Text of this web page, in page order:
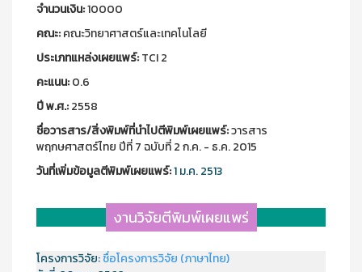
จำนวนเงิน:10000
คณะ:คณะวิทยาศาสตร์และเทคโนโลยี
ประเภทแหล่งเผยแพร์:TCI 2
คะแนน:0.6
ปี พ.ศ.:2558
ชื่อวารสาร/สิ่งพิมพ์ที่นำไปตีพิมพ์เผยแพร์:วารสาร
พฤกษศาสตร์ไทย ปีที่ 7 ฉบับที่ 2 ก.ค. - ธ.ค. 2015
วันที่เพิ่มข้อมูลตีพิมพ์เผยแพร์:1 ม.ค. 2513
งานวิจัยตีพิมพ์เผยแพร่
โครงการวิจัย:ชื่อโครงการวิจัย (ภาษาไทย)